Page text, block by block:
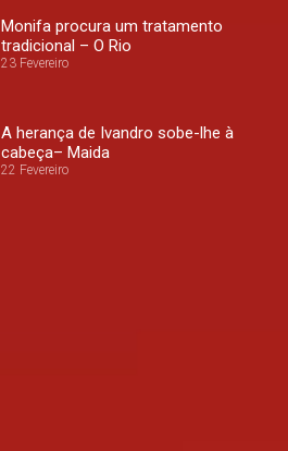
Monifa procura um tratamento
tradicional – O Rio
23 Fevereiro
A herança de Ivandro sobe-lhe à
cabeça– Maida
22 Fevereiro